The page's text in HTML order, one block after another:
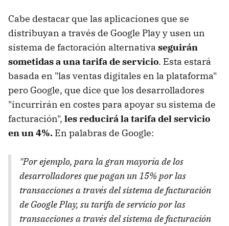
Cabe destacar que las aplicaciones que se
distribuyan a través de Google Play y usen un
sistema de factoración alternativa seguirán
sometidas a una tarifa de servicio. Esta estará
basada en "las ventas digitales en la plataforma"
pero Google, que dice que los desarrolladores
"incurrirán en costes para apoyar su sistema de
facturación", les reducirá la tarifa del servicio
en un 4%. En palabras de Google:
"Por ejemplo, para la gran mayoría de los
desarrolladores que pagan un 15% por las
transacciones a través del sistema de facturación
de Google Play, su tarifa de servicio por las
transacciones a través del sistema de facturación